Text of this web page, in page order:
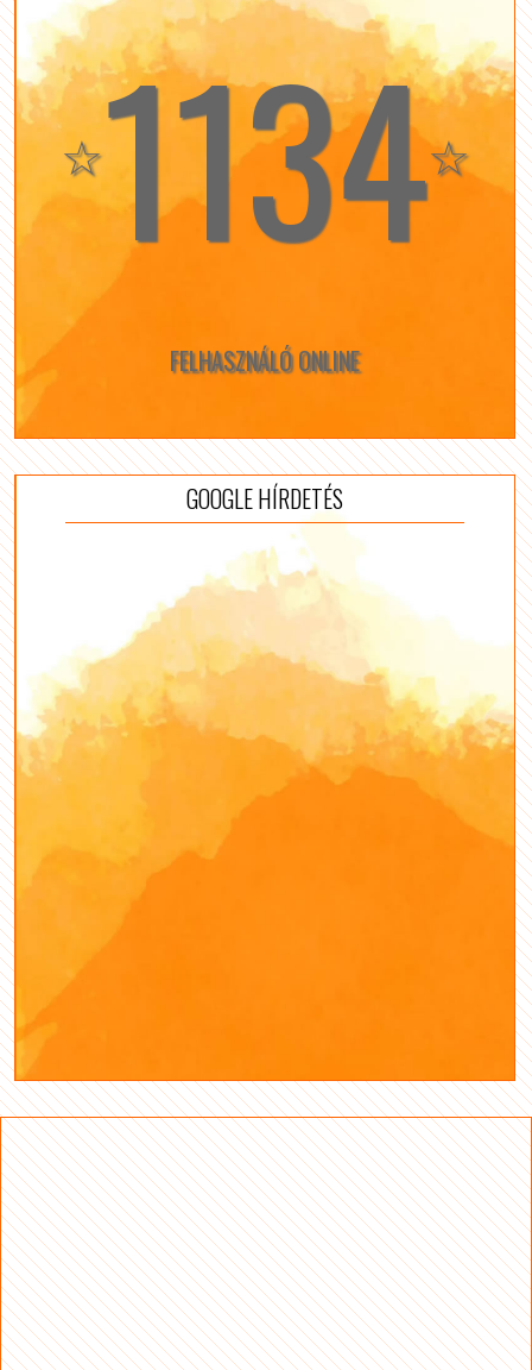
☆1134☆
FELHASZNÁLÓ ONLINE
GOOGLE HÍRDETÉS